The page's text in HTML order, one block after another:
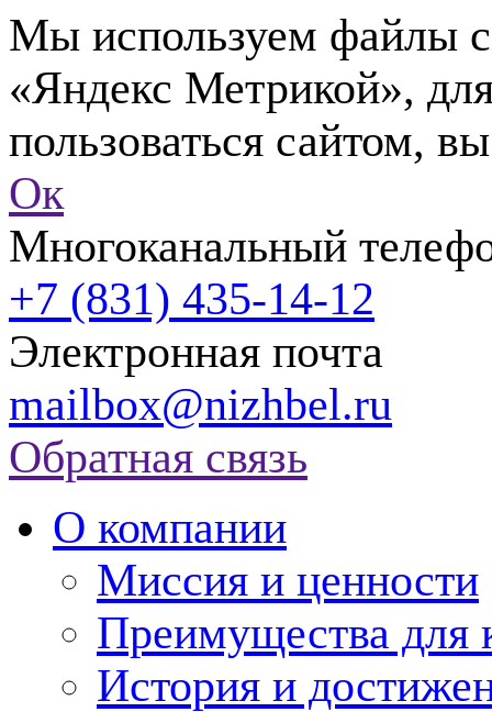
Мы используем файлы
«Яндекс Метрикой»,
пользоваться сайтом,
Ок
Многоканальный
+7 (831) 435-14-12
Электронная почта
mailbox@nizhbel.ru
Обратная связь
О компании
Миссия и ценности
Преимущества для
История и